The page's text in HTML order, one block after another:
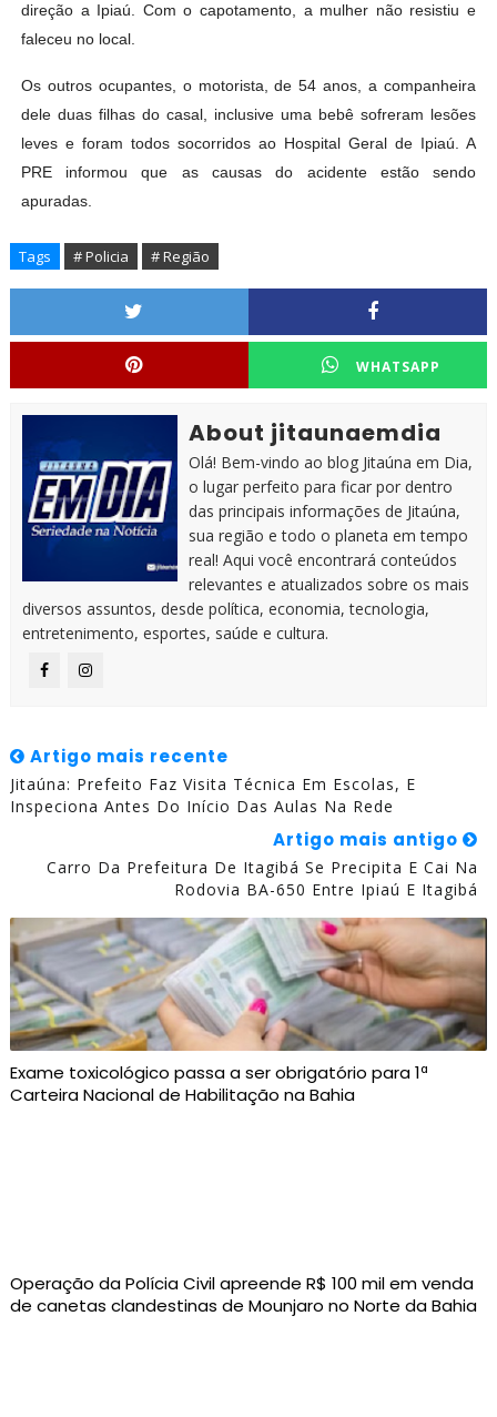
direção a Ipiaú. Com o capotamento, a mulher não resistiu e
faleceu no local.
Os outros ocupantes, o motorista, de 54 anos, a companheira
dele duas filhas do casal, inclusive uma bebê sofreram lesões
leves e foram todos socorridos ao Hospital Geral de Ipiaú. A
PRE informou que as causas do acidente estão sendo
apuradas.
Tags # Policia # Região
WHATSAPP
About jitaunaemdia
Olá! Bem-vindo ao blog Jitaúna em Dia,
o lugar perfeito para ficar por dentro
das principais informações de Jitaúna,
sua região e todo o planeta em tempo
real! Aqui você encontrará conteúdos
relevantes e atualizados sobre os mais
diversos assuntos, desde política, economia, tecnologia,
entretenimento, esportes, saúde e cultura.
Artigo mais recente
Jitaúna: Prefeito Faz Visita Técnica Em Escolas, E
Inspeciona Antes Do Início Das Aulas Na Rede
Artigo mais antigo
Carro Da Prefeitura De Itagibá Se Precipita E Cai Na
Rodovia BA-650 Entre Ipiaú E Itagibá
Exame toxicológico passa a ser obrigatório para 1ª
Carteira Nacional de Habilitação na Bahia
Operação da Polícia Civil apreende R$ 100 mil em venda
de canetas clandestinas de Mounjaro no Norte da Bahia